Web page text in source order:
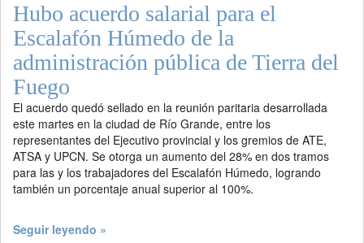
Hubo acuerdo salarial para el
Escalafón Húmedo de la
administración pública de Tierra del
Fuego
El acuerdo quedó sellado en la reunión paritaria desarrollada
este martes en la ciudad de Río Grande, entre los
representantes del Ejecutivo provincial y los gremios de ATE,
ATSA y UPCN. Se otorga un aumento del 28% en dos tramos
para las y los trabajadores del Escalafón Húmedo, logrando
también un porcentaje anual superior al 100%.
Seguir leyendo »